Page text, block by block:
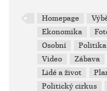
Homepage
Ekonomika
Osobní
Politika
Video
Zábava
Lidé a život
Politický cirkus